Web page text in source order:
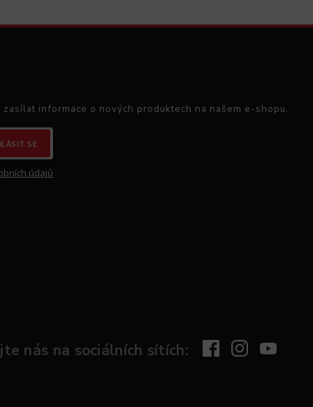
informace o nových produktech na našem e-shopu.
SE
údajů
nás na sociálních sítích: